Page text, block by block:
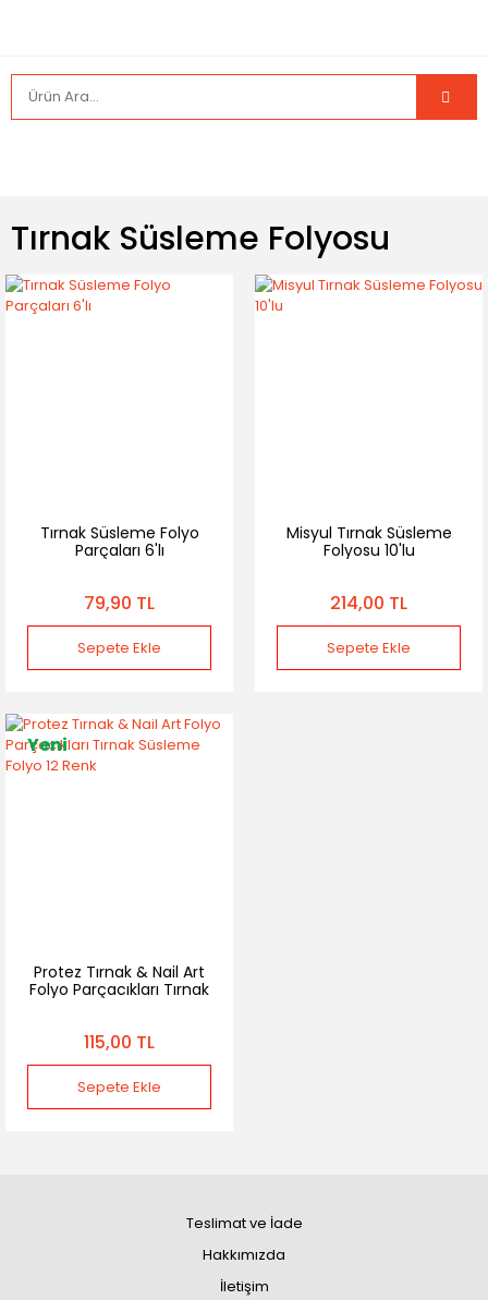
Tırnak Süsleme Folyosu
Tırnak Süsleme Folyo
Parçaları 6'lı
79,90 TL
Sepete Ekle
Misyul Tırnak Süsleme
Folyosu 10'lu
214,00 TL
Sepete Ekle
Yeni
Protez Tırnak & Nail Art
Folyo Parçacıkları Tırnak
115,00 TL
Sepete Ekle
Teslimat ve İade
Hakkımızda
İletişim